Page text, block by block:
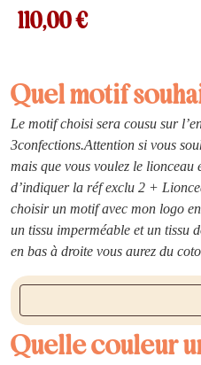
110,00€
Quel motif
Le motif choisi sera cousu sur
3confections.Attention si vous
mais que vous voulez le lionceau
d’indiquer la réf exclu 2 +
choisir un motif avec mon logo
un tissu imperméable et un tissu
en bas à droite vous aurez du
Quelle couleur